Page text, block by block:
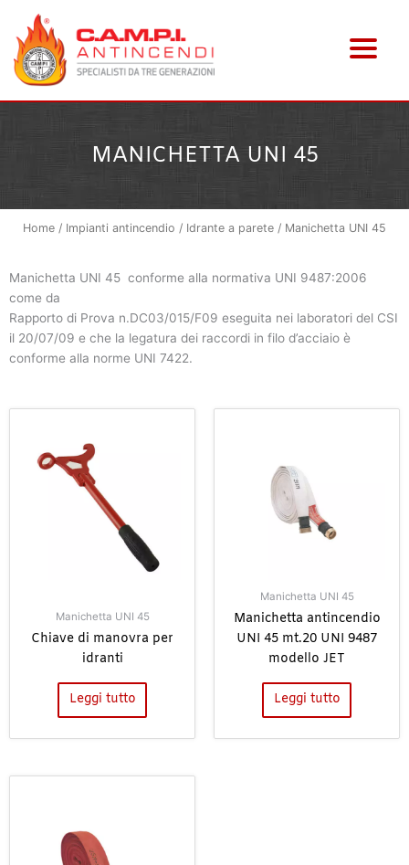
contenuto
MANICHETTA UNI 45
Home / Impianti antincendio / Idrante a parete / Manichetta UNI 45
Manichetta UNI 45 conforme alla normativa UNI 9487:2006
come da
Rapporto di Prova n.DC03/015/F09 eseguita nei laboratori del CSI
il 20/07/09 e che la legatura dei raccordi in filo d’acciaio è
conforme alla norme UNI 7422.
Manichetta UNI 45
Chiave di manovra per
idranti
Leggi tutto
Manichetta UNI 45
Manichetta antincendio
UNI 45 mt.20 UNI 9487
modello JET
Leggi tutto